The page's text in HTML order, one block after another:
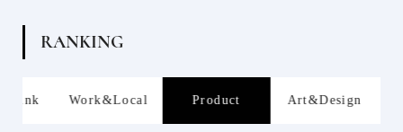
RANKING
Work&Local Product Art&Design